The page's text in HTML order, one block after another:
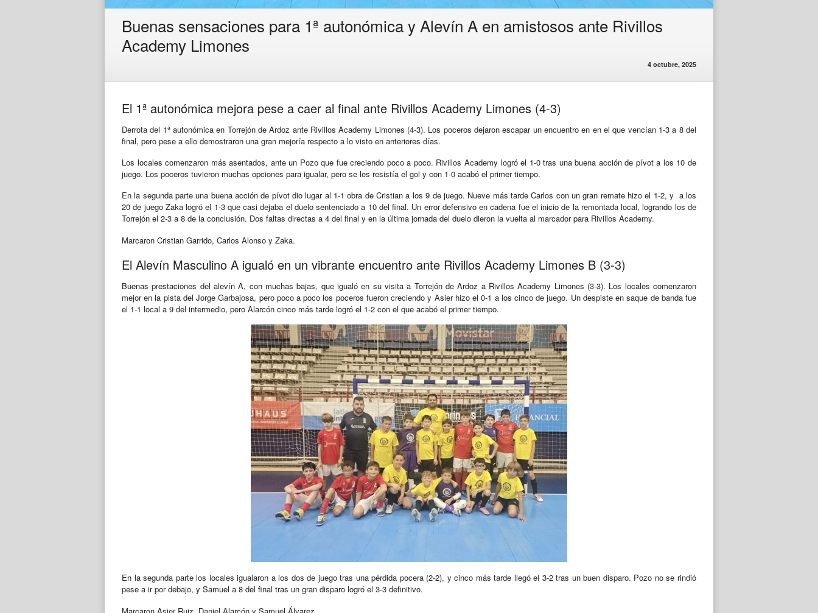
Buenas sensaciones para 1ª autonómica y Alevín A en amistosos ante Rivillos
Academy Limones
4 octubre, 2025
El 1ª autonómica mejora pese a caer al final ante Rivillos Academy Limones (4-3)
Derrota del 1ª autonómica en Torrejón de Ardoz ante Rivillos Academy Limones (4-3). Los poceros dejaron escapar un encuentro en en el que vencían 1-3 a 8 del
final, pero pese a ello demostraron una gran mejoría respecto a lo visto en anteriores días.
Los locales comenzaron más asentados, ante un Pozo que fue creciendo poco a poco. Rivillos Academy logró el 1-0 tras una buena acción de pívot a los 10 de
juego. Los poceros tuvieron muchas opciones para igualar, pero se les resistía el gol y con 1-0 acabó el primer tiempo.
En la segunda parte una buena acción de pívot dio lugar al 1-1 obra de Cristian a los 9 de juego. Nueve más tarde Carlos con un gran remate hizo el 1-2, y a los
20 de juego Zaka logró el 1-3 que casi dejaba el duelo sentenciado a 10 del final. Un error defensivo en cadena fue el inicio de la remontada local, logrando los de
Torrejón el 2-3 a 8 de la conclusión. Dos faltas directas a 4 del final y en la última jornada del duelo dieron la vuelta al marcador para Rivillos Academy.
Marcaron Cristian Garrido, Carlos Alonso y Zaka.
El Alevín Masculino A igualó en un vibrante encuentro ante Rivillos Academy Limones B (3-3)
Buenas prestaciones del alevín A, con muchas bajas, que igualó en su visita a Torrejón de Ardoz a Rivillos Academy Limones (3-3). Los locales comenzaron
mejor en la pista del Jorge Garbajosa, pero poco a poco los poceros fueron creciendo y Asier hizo el 0-1 a los cinco de juego. Un despiste en saque de banda fue
el 1-1 local a 9 del intermedio, pero Alarcón cinco más tarde logró el 1-2 con el que acabó el primer tiempo.
En la segunda parte los locales igualaron a los dos de juego tras una pérdida pocera (2-2), y cinco más tarde llegó el 3-2 tras un buen disparo. Pozo no se rindió
pese a ir por debajo, y Samuel a 8 del final tras un gran disparo logró el 3-3 definitivo.